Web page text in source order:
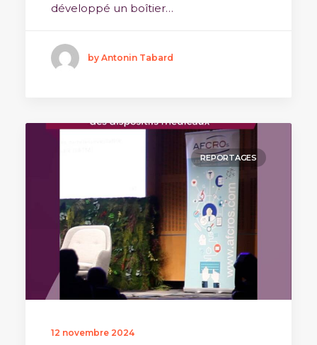
développé un boîtier…
by Antonin Tabard
REPORTAGES
12 novembre 2024